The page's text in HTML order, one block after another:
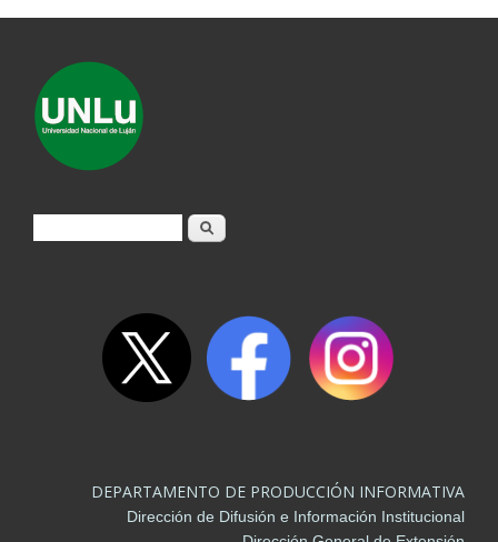
Formulario de búsqueda
Buscar
DEPARTAMENTO DE PRODUCCIÓN INFORMATIVA
Dirección de Difusión e Información Institucional